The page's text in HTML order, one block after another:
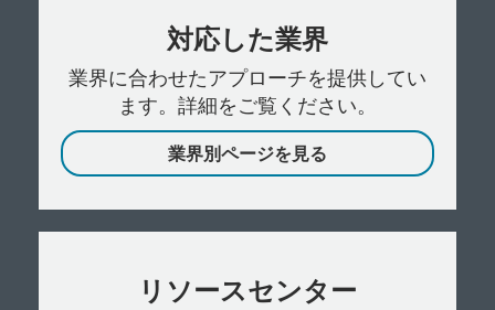
対応した業界
業界に合わせたアプローチを提供してい
ます。詳細をご覧ください。
業界別ページを見る
リソースセンター